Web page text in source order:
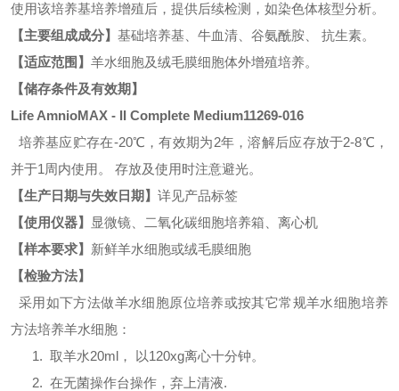
使用该培养基培养增殖后，提供后续检测，如染色体核型分析。
【主要组成成分】 基础培养基、牛血清、谷氨酰胺、 抗生素。
【适应范围】 羊水细胞及绒毛膜细胞体外增殖培养。
【储存条件及有效期】
Life AmnioMAX - II Complete Medium11269-016
培养基应贮存在-20℃，有效期为2年，溶解后应存放于2-8℃，
并于1周内使用。 存放及使用时注意避光。
【生产日期与失效日期】 详见产品标签
【使用仪器】
显微镜、二氧化碳细胞培养箱、离心机
【样本要求】 新鲜羊水细胞或绒毛膜细胞
【检验方法】
采用如下方法做羊水细胞原位培养或按其它常规羊水细胞培养
方法培养羊水细胞：
1. 取羊水20ml， 以120xg离心十分钟。
2. 在无菌操作台操作，弃上清液.